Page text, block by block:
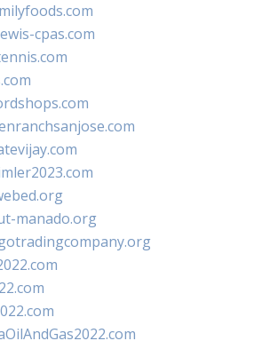
cpas.com
manado.org